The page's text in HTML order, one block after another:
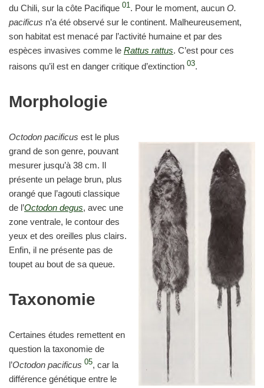
du Chili, sur la côte Pacifique 01 . Pour le moment, aucun O.
pacificus n’a été observé sur le continent. Malheureusement,
son habitat est menacé par l’activité humaine et par des
espèces invasives comme le Rattus rattus. C’est pour ces
raisons qu’il est en danger critique d’extinction 03.
Morphologie
Octodon pacificus est le plus
grand de son genre, pouvant
mesurer jusqu’à 38 cm. Il
présente un pelage brun, plus
orangé que l’agouti classique
de l’Octodon degus, avec une
zone ventrale, le contour des
yeux et des oreilles plus clairs.
Enfin, il ne présente pas de
toupet au bout de sa queue.
Taxonomie
Certaines études remettent en
question la taxonomie de
l’Octodon pacificus 05, car la
différence génétique entre le